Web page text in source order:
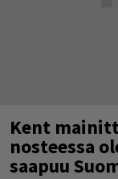
Kent
nosteessa
saapuu